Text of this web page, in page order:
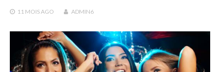
11 MOIS AGO ADMIN6